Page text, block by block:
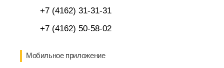
+7 (4162) 31-31-31
+7 (4162) 50-58-02
Мобильное приложение